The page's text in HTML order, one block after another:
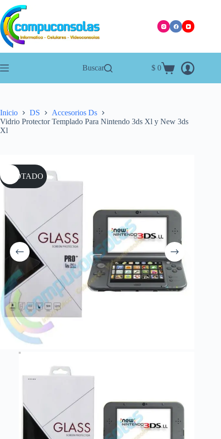
Saltar
al
contenido
Buscar
Carro
$ 0
Inicio DS
Accesorios Ds
Vidrio Protector Templado Para Nintendo 3ds Xl y New 3ds
Xl
AGOTADO